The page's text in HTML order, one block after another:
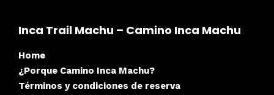
Inca Trail Machu – Camino Inca Machu
Home
¿Porque Camino Inca Machu?
Términos y condiciones de reserva